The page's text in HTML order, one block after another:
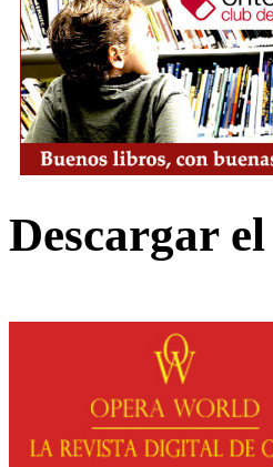
Descargar